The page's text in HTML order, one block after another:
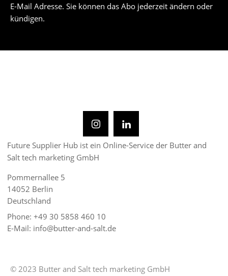
E-Mail Adresse. Sie können das Abo jederzeit ändern oder
kündigen.
Future Supplier Hub ist ein Online-Service der Butter and
Salt tech marketing GmbH
14052 Berlin
Deutschland
Phone: +49 30 5858 460 10
E-Mail: info@butter-and-salt.de
Impressum Datenschutz